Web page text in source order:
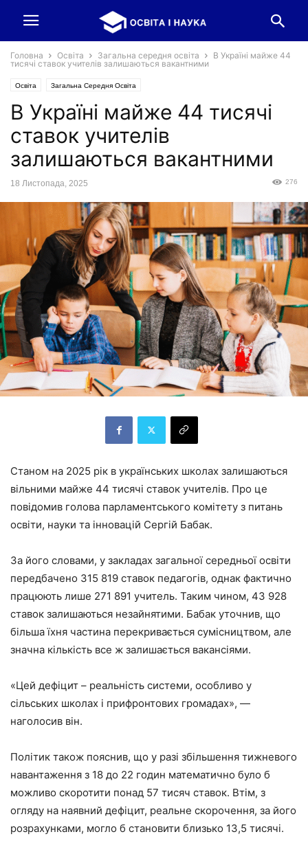
Головна Освіта Загальна середня освіта
В Україні майже 44
тисячі ставок учителів залишаються вакантними
Освіта Загальна Середня Освіта
В Україні майже 44 тисячі
ставок учителів
залишаються вакантними
18 Листопада, 2025 276
Станом на 2025 рік в українських школах залишаються
вільними майже 44 тисячі ставок учителів. Про це
повідомив голова парламентського комітету з питань
освіти, науки та інновацій Сергій Бабак.
За його словами, у закладах загальної середньої освіти
передбачено 315 819 ставок педагогів, однак фактично
працюють лише 271 891 учитель. Таким чином, 43 928
ставок залишаються незайнятими. Бабак уточнив, що
більша їхня частина перекривається сумісництвом, але
значна кількість все ж залишається вакансіями.
«Цей дефіцит – реальність системи, особливо у
сільських школах і прифронтових громадах», —
наголосив він.
Політик також пояснив, що у разі збільшення тижневого
навантаження з 18 до 22 годин математично було б
можливо скоротити понад 57 тисяч ставок. Втім, з
огляду на наявний дефіцит, реальне скорочення, за його
розрахунками, могло б становити близько 13,5 тисячі.